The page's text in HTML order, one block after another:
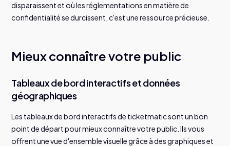
disparaissent et où les réglementations en matière de
confidentialité se durcissent, c'est une ressource précieuse.
Mieux connaître votre public
Tableaux de bord interactifs et données
géographiques
Les tableaux de bord interactifs de ticketmatic sont un bon
point de départ pour mieux connaître votre public. Ils vous
offrent une vue d'ensemble visuelle grâce à des graphiques et